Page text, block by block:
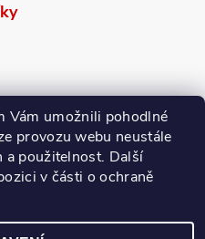
Vám umožnili pohodlné
provozu webu neustále
a použitelnost. Další
v části o ochraně